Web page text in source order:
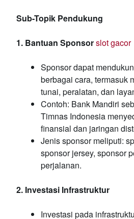
Sub-Topik Pendukung
1. Bantuan Sponsorslot gacor
Sponsor dapat
berbagai cara, termasuk
tunai, peralatan, dan
Contoh: Bank Mandiri
Timnas Indonesia
finansial dan jaringan
Jenis sponsor meliputi:
sponsor jersey, sponsor
perjalanan.
2. Investasi Infrastruktur
Investasi pada